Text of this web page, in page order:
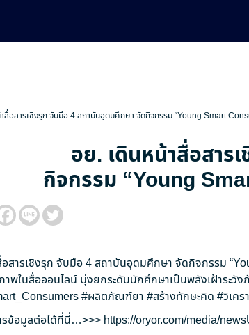
สื่อสารเชิงรุก จับมือ 4 สถาบันอุดมศึกษา จัดกิจกรรม “Young Smart
อย. เดินหน้าสื่อสาร
กิจกรรม “Young
สารเชิงรุก จับมือ 4 สถาบันอุดมศึกษา จัดกิจกรรม
พในสื่อออนไลน์ มุ่งยกระดับนักศึกษาเป็นพลังเฝ้าระวั
#ผลิตภัณฑ์ยา #สร้างทักษะคิด #วิเคร
รข้อมูลต่อได้ที่นี่…>>> https://oryor.com/media/